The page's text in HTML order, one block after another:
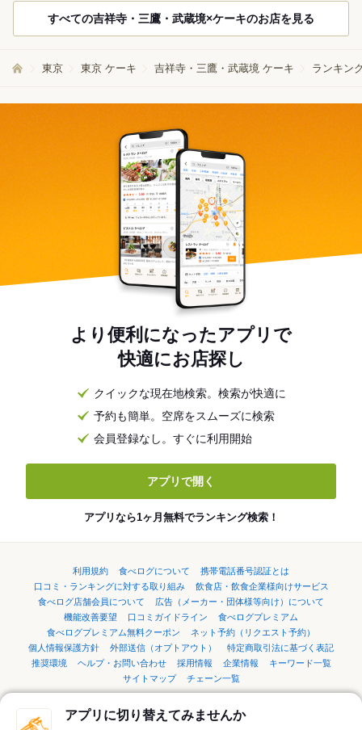
すべての吉祥寺・三鷹・武蔵境×ケーキのお店を見る
アプリに切り替えてみませんか
東京 東京 ケーキ 吉祥寺・三鷹・武蔵境 ケーキ ランキン
より便利になったアプリで
快適にお店探し
クイックな現在地検索。検索が快適に
予約も簡単。空席をスムーズに検索
会員登録なし。すぐに利用開始
アプリで開く
アプリなら1ヶ月無料でランキング検索！
利用規約 食べログについて
携帯電話番号認証とは
口コミ・ランキングに対する取り組み
飲食店・飲食企業様向けサービス
食べログ店舗会員について
広告（メーカー・団体様等向け）について
機能改善要望
口コミガイドライン
食べログプレミアム
食べログプレミアム無料クーポン
ネット予約（リクエスト予約）
個人情報保護方針
外部送信（オプトアウト）
特定商取引法に基づく表記
推奨環境
ヘルプ・お問い合わせ 採用情報 企業情報
キーワード一覧
サイトマップ
チェーン一覧
言語： English 简体中文 繁體中文 한국어